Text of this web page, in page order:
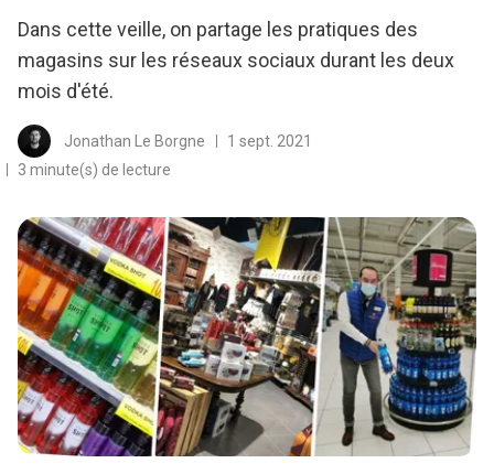
Dans cette veille, on partage les pratiques des
magasins sur les réseaux sociaux durant les deux
mois d'été.
Jonathan Le Borgne
1 sept. 2021
3 minute(s) de lecture